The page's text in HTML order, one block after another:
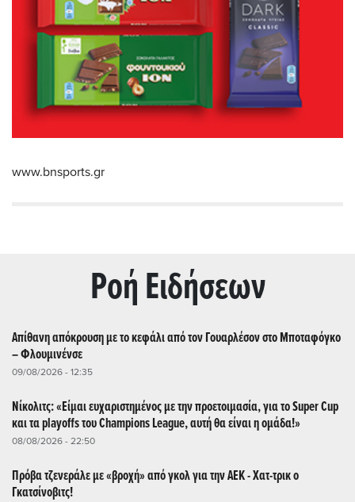
www.bnsports.gr
Ρoή Ειδήσεων
Απίθανη απόκρουση με το κεφάλι από τον Γουαρλέσον στο Μποταφόγκο
– Φλουμινένσε
09/08/2026 - 12:35
Νίκολιτς: «Είμαι ευχαριστημένος με την προετοιμασία, για το Super Cup
και τα playoffs του Champions League, αυτή θα είναι η ομάδα!»
08/08/2026 - 22:50
Πρόβα τζενεράλε με «βροχή» από γκολ για την ΑΕΚ - Χατ-τρικ ο
Γκατσίνοβιτς!